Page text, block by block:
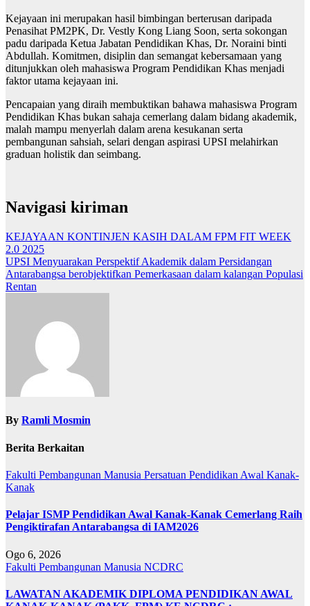
Kejayaan ini merupakan hasil bimbingan berterusan daripada
Penasihat PM2PK, Dr. Vestly Kong Liang Soon, serta sokongan
padu daripada Ketua Jabatan Pendidikan Khas, Dr. Noraini binti
Abdullah. Komitmen, disiplin dan semangat kebersamaan yang
ditunjukkan oleh mahasiswa Program Pendidikan Khas menjadi
faktor utama kejayaan ini.
Pencapaian yang diraih membuktikan bahawa mahasiswa Program
Pendidikan Khas bukan sahaja cemerlang dalam bidang akademik,
malah mampu menyerlah dalam arena kesukanan serta
pembangunan sahsiah, selari dengan aspirasi UPSI melahirkan
graduan holistik dan seimbang.
Navigasi kiriman
KEJAYAAN KONTINJEN KASIH DALAM FPM FIT WEEK
2.0 2025
UPSI Menyuarakan Perspektif Akademik dalam Persidangan
Antarabangsa berobjektifkan Pemerkasaan dalam kalangan Populasi
Rentan
By Ramli Mosmin
Berita Berkaitan
Fakulti Pembangunan Manusia Persatuan Pendidikan Awal Kanak-
Kanak
Pelajar ISMP Pendidikan Awal Kanak-Kanak Cemerlang Raih
Pengiktirafan Antarabangsa di IAM2026
Ogo 6, 2026
Fakulti Pembangunan Manusia NCDRC
LAWATAN AKADEMIK DIPLOMA PENDIDIKAN AWAL